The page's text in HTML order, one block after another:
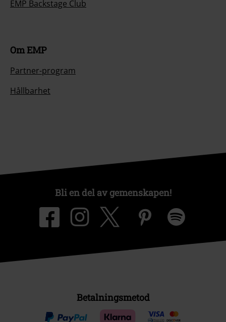
EMP Backstage Club
Om EMP
Partner-program
Hållbarhet
Bli en del av gemenskapen!
Betalningsmetod